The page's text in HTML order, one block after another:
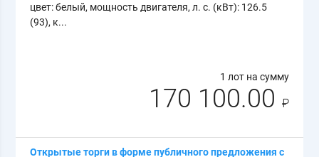
цвет: белый, мощность двигателя, л. с. (кВт): 126.5
(93), к...
1 лот на сумму
170 100.00 ₽
Открытые торги в форме публичного предложения с